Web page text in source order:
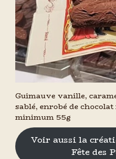
Guimauve vanille,
sablé, enrobé de
minimum 55g
Voir aussi la
Fête des